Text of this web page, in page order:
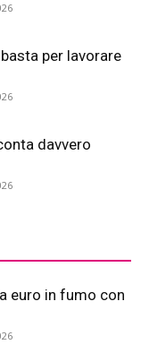
per lavorare
davvero
euro in fumo con